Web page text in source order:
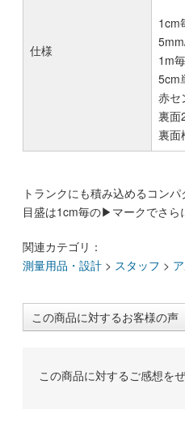
仕様
1cm
1m
5cm
赤セ
裏面
裏面
トランクにも積み込めるコン
目盛は1cm毎の▶マークでさら
関連カテゴリ：
測量用品・設計 > スタッフ >
この商品に対するお客様の声
この商品に対するご感想を